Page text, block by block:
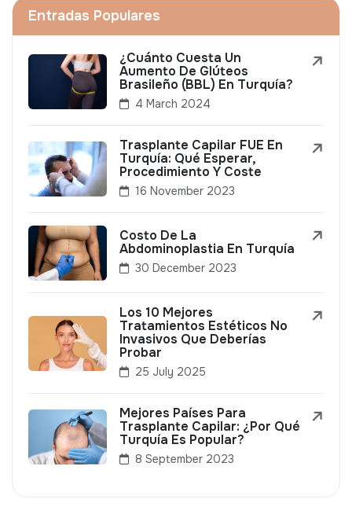
Entradas Populares
¿Cuánto Cuesta Un
Aumento De Glúteos
Brasileño (BBL) En Turquía?
4 March 2024
Trasplante Capilar FUE En
Turquía: Qué Esperar,
Procedimiento Y Coste
16 November 2023
Costo De La
Abdominoplastia En Turquía
30 December 2023
Los 10 Mejores
Tratamientos Estéticos No
Invasivos Que Deberías
Probar
25 July 2025
Mejores Países Para
Trasplante Capilar: ¿Por Qué
Turquía Es Popular?
8 September 2023